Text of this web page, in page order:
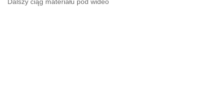
Dalszy ciąg materiału pod wideo